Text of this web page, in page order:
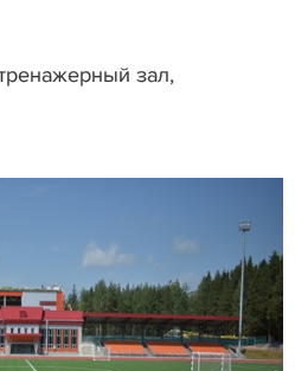
зал,